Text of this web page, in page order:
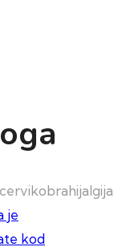
je
kod